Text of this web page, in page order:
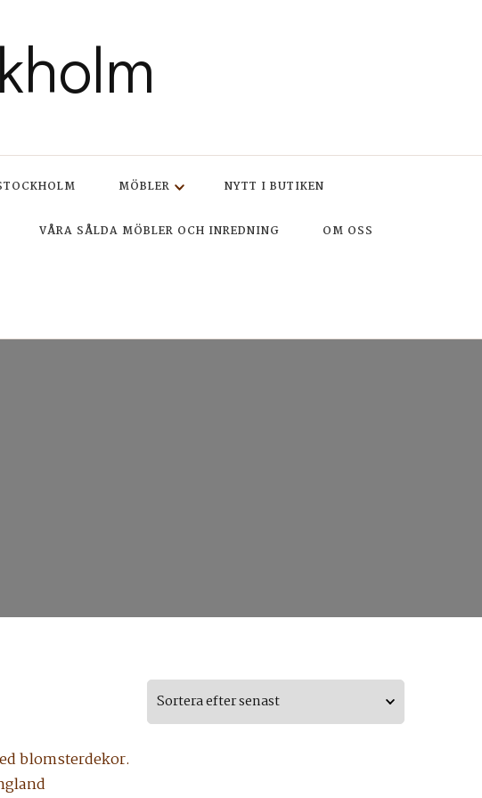
MÖBLER NYTT I BUTIKEN
VÅRA SÅLDA MÖBLER OCH INREDNING OM OSS